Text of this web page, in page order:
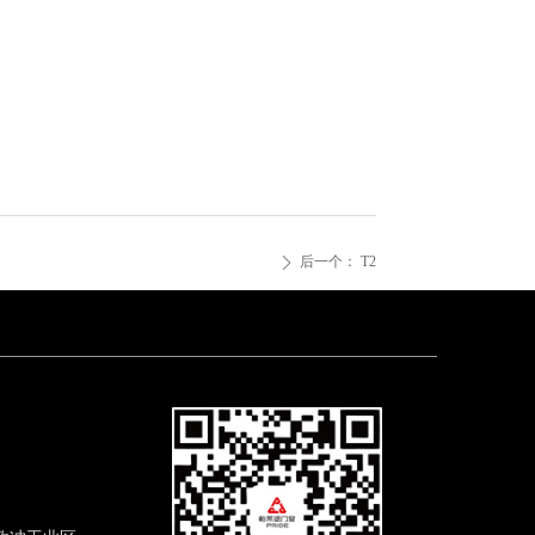
ꄲ 后一个： T2